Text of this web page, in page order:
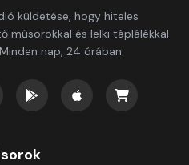
küldetése, hogy hiteles
műsorokkal és lelki táplálékkal
nap, 24 órában.